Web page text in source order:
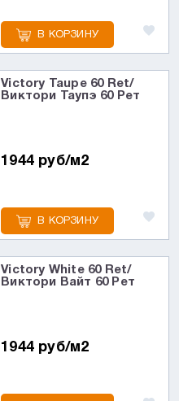
В КОРЗИНУ
Victory Taupe 60 Ret/
Виктори Таупэ 60 Рет
1944 руб/м2
В КОРЗИНУ
Victory White 60 Ret/
Виктори Вайт 60 Рет
1944 руб/м2